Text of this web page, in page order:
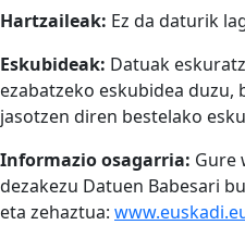
Hartzaileak: Ez da daturik
Eskubideak: Datuak
ezabatzeko eskubidea
jasotzen diren bestelako
Informazio osagarria: Gure
dezakezu Datuen Babesari
eta zehaztua: